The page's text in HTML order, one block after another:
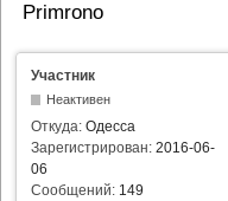
Primrono
Участник
Неактивен
Откуда: Одесса
Зарегистрирован: 2016-06-
06
Сообщений: 149